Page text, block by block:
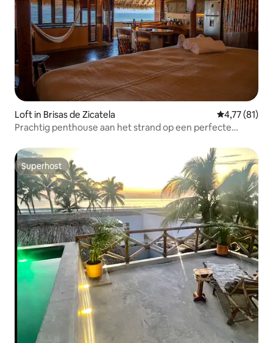
Loft in Brisas de Zicatela Gemiddelde
4,77 (81)
Prachtig penthouse aan het strand op een perfecte
Superhost
Superhost